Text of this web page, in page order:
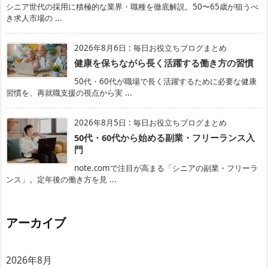
シニア世代の採用に積極的な業界・職種を徹底解説。50〜65歳が狙うべ
き求人市場の ...
2026年8月6日 : 毎日お役立ちブログまとめ
健康を保ちながら長く活躍する働き方の習慣
50代・60代が職場で長く活躍するために必要な健康
習慣を、再就職支援の視点から実 ...
2026年8月5日 : 毎日お役立ちブログまとめ
50代・60代から始める副業・フリーランス入
門
note.comで注目が高まる「シニアの副業・フリーラ
ンス」。定年後の働き方を見 ...
アーカイブ
2026年8月